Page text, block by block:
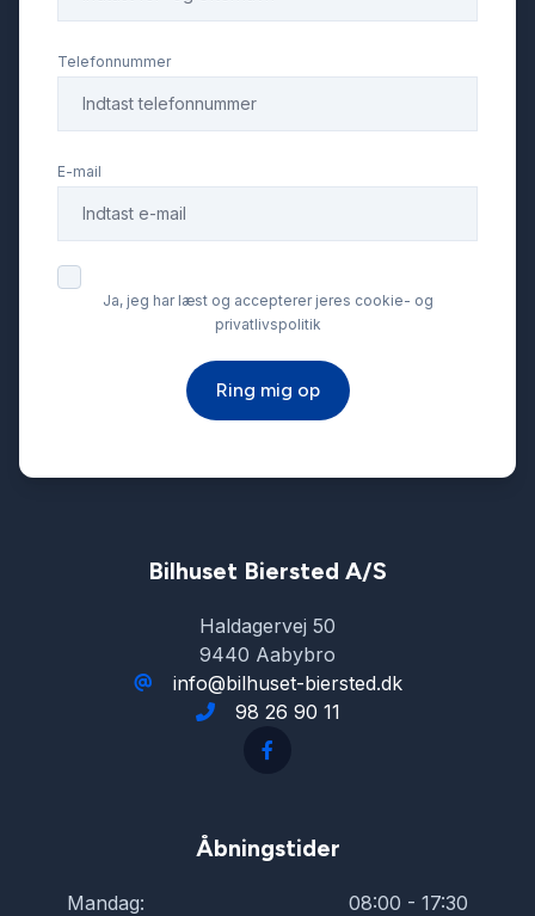
Telefonnummer
E-mail
Ja, jeg har læst og accepterer jeres cookie- og
privatlivspolitik
Ring mig op
Bilhuset Biersted A/S
Haldagervej 50
9440 Aabybro
info@bilhuset-biersted.dk
98 26 90 11
Åbningstider
Mandag:
08:00 - 17:30